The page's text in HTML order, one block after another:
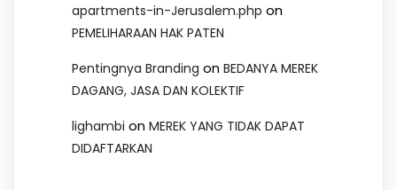
apartments-in-Jerusalem.php on
PEMELIHARAAN HAK PATEN
Pentingnya Branding on BEDANYA MEREK
DAGANG, JASA DAN KOLEKTIF
lighambi on MEREK YANG TIDAK DAPAT
DIDAFTARKAN